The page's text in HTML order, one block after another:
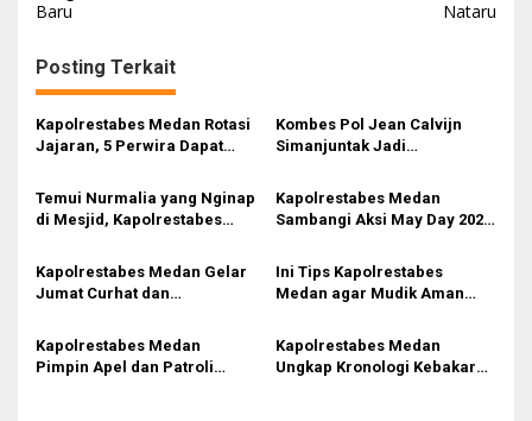
g
a
s
p
o
s
Baru
Nataru
Posting Terkait
Kapolrestabes Medan Rotasi
Jajaran, 5 Perwira Dapat
Kombes Pol Jean Calvijn
Simanjuntak Jadi
Temui Nurmalia yang Nginap
di Mesjid, Kapolrestabes
Tangkap LS
Kapolrestabes Medan
Sambangi Aksi May Day 2025
Kapolrestabes Medan Gelar
Jumat Curhat dan
Polsek Medan Tuntungan
Ini Tips Kapolrestabes
Medan agar Mudik Aman
Tujuan
Kapolrestabes Medan
Pimpin Apel dan Patroli
Kapolrestabes Medan
Ungkap Kronologi Kebakaran